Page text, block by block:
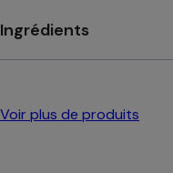
Ingrédients
Voir plus de produits